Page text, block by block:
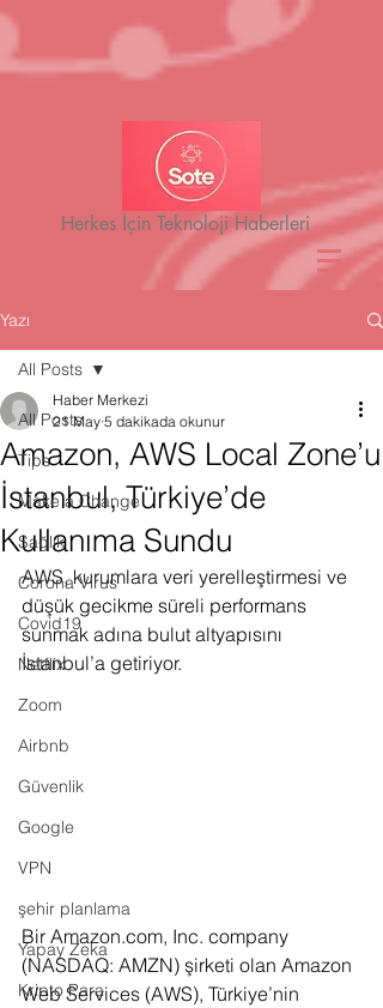
Herkes İçin Teknoloji Haberleri
Yazı
All Posts
Tips
Make a Change
Sağlık
Corona Virus
Covid19
Netflix
Zoom
Airbnb
Güvenlik
Google
VPN
şehir planlama
Yapay Zeka
Kripto Para
All Posts
Amazon, AWS Local Zone’u
İstanbul, Türkiye’de
Kullanıma Sundu
Haber Merkezi
21 May 5 dakikada okunur
AWS, kurumlara veri yerelleştirmesi ve
düşük gecikme süreli performans
sunmak adına bulut altyapısını
İstanbul’a getiriyor.
Bir Amazon.com, Inc. company
(NASDAQ: AMZN) şirketi olan Amazon
Web Services (AWS), Türkiye’nin